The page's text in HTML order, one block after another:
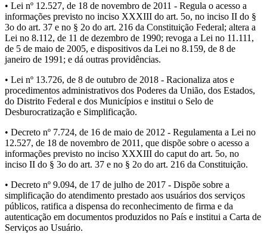
• Lei nº 12.527, de 18 de novembro de 2011 - Regula o acesso a
informações previsto no inciso XXXIII do art. 5o, no inciso II do §
3o do art. 37 e no § 2o do art. 216 da Constituição Federal; altera a
Lei no 8.112, de 11 de dezembro de 1990; revoga a Lei no 11.111,
de 5 de maio de 2005, e dispositivos da Lei no 8.159, de 8 de
janeiro de 1991; e dá outras providências.
• Lei nº 13.726, de 8 de outubro de 2018 - Racionaliza atos e
procedimentos administrativos dos Poderes da União, dos Estados,
do Distrito Federal e dos Municípios e institui o Selo de
Desburocratização e Simplificação.
• Decreto nº 7.724, de 16 de maio de 2012 - Regulamenta a Lei no
12.527, de 18 de novembro de 2011, que dispõe sobre o acesso a
informações previsto no inciso XXXIII do caput do art. 5o, no
inciso II do § 3o do art. 37 e no § 2o do art. 216 da Constituição.
• Decreto nº 9.094, de 17 de julho de 2017 - Dispõe sobre a
simplificação do atendimento prestado aos usuários dos serviços
públicos, ratifica a dispensa do reconhecimento de firma e da
autenticação em documentos produzidos no País e institui a Carta de
Serviços ao Usuário.